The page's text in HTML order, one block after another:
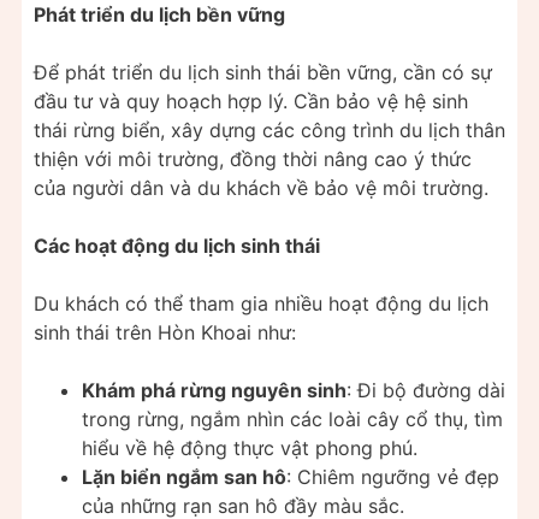
Phát triển du lịch bền vững
Để phát triển du lịch sinh thái bền vững, cần có sự
đầu tư và quy hoạch hợp lý. Cần bảo vệ hệ sinh
thái rừng biển, xây dựng các công trình du lịch thân
thiện với môi trường, đồng thời nâng cao ý thức
của người dân và du khách về bảo vệ môi trường.
Các hoạt động du lịch sinh thái
Du khách có thể tham gia nhiều hoạt động du lịch
sinh thái trên Hòn Khoai như:
Khám phá rừng nguyên sinh: Đi bộ đường dài
trong rừng, ngắm nhìn các loài cây cổ thụ, tìm
hiểu về hệ động thực vật phong phú.
Lặn biển ngắm san hô: Chiêm ngưỡng vẻ đẹp
của những rạn san hô đầy màu sắc.